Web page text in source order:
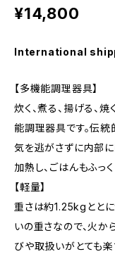
¥14,800
International
【多機能調理器具】
炊く、煮る、揚げる、
能調理器具です。伝統
気を逃がさずに内部に
加熱し、ごはんもふっ
【軽量】
重さは約1.25kgとと
いの重さなので、火か
びや取扱いがとても楽